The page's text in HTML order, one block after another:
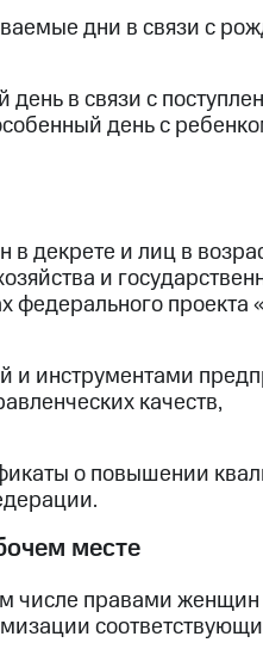
дни в связи с
в связи с
день с
декрете и лиц в
и
федерального проекта
и инструментами
качеств,
о повышении
месте
числе правами